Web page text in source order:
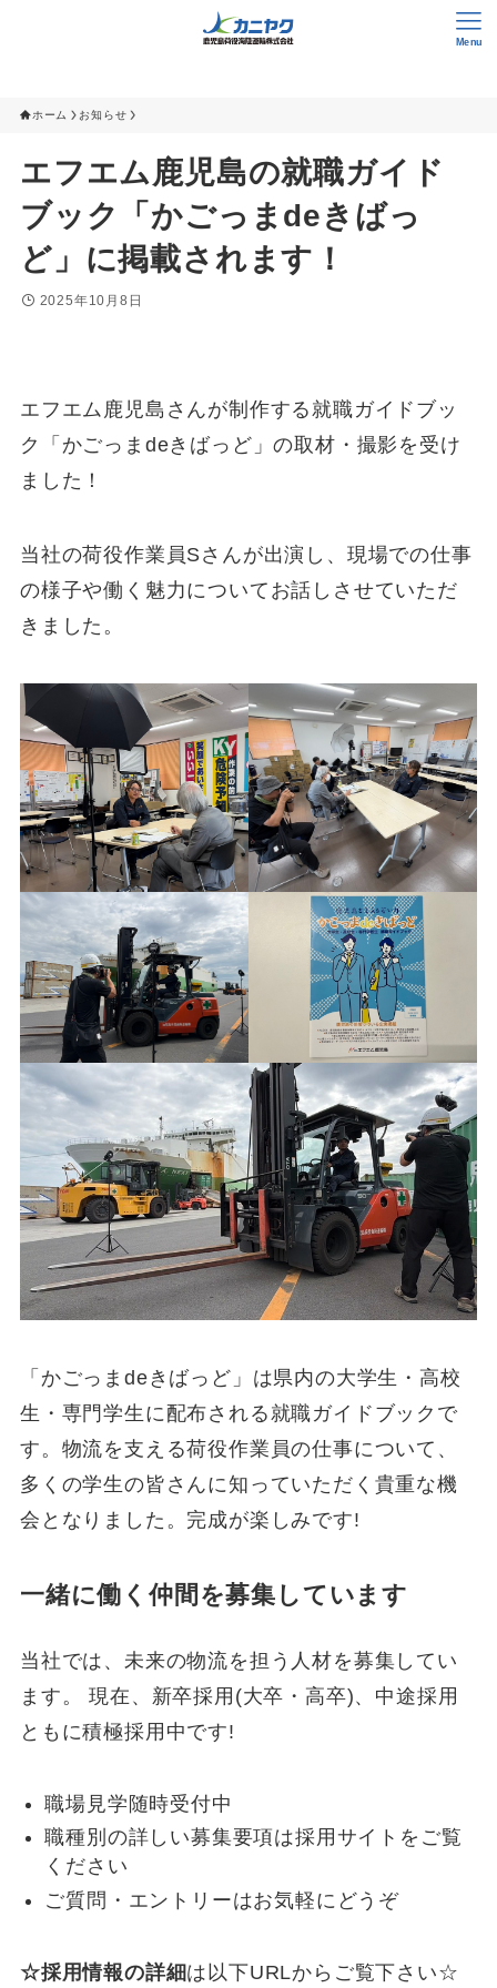
Menu
ホーム お知らせ
エフエム鹿児島の就職ガイド
ブック「かごっまdeきばっ
ど」に掲載されます！
2025年10月8日
エフエム鹿児島さんが制作する就職ガイドブッ
ク「かごっまdeきばっど」の取材・撮影を受け
ました！
当社の荷役作業員Sさんが出演し、現場での仕事
の様子や働く魅力についてお話しさせていただ
きました。
「かごっまdeきばっど」は県内の大学生・高校
生・専門学生に配布される就職ガイドブックで
す。物流を支える荷役作業員の仕事について、
多くの学生の皆さんに知っていただく貴重な機
会となりました。完成が楽しみです!
一緒に働く仲間を募集しています
当社では、未来の物流を担う人材を募集してい
ます。 現在、新卒採用(大卒・高卒)、中途採用
ともに積極採用中です!
職場見学随時受付中
職種別の詳しい募集要項は採用サイトをご覧
ください
ご質問・エントリーはお気軽にどうぞ
☆採用情報の詳細は以下URLからご覧下さい☆